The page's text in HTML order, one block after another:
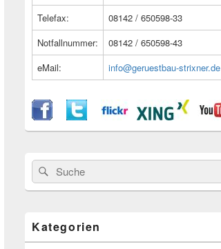
Telefax:
08142 / 650598-33
Notfallnummer:
08142 / 650598-43
eMail:
info@geruestbau-strixner.de
Suche
nach:
Kategorien